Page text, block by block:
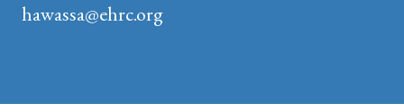
hawassa@ehrc.org